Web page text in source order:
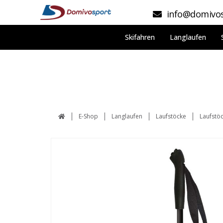
Skifahren Langlaufen
E-Shop Langlaufen Laufstöcke